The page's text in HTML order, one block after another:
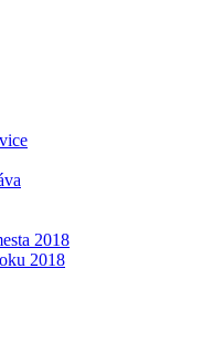
2018
2018